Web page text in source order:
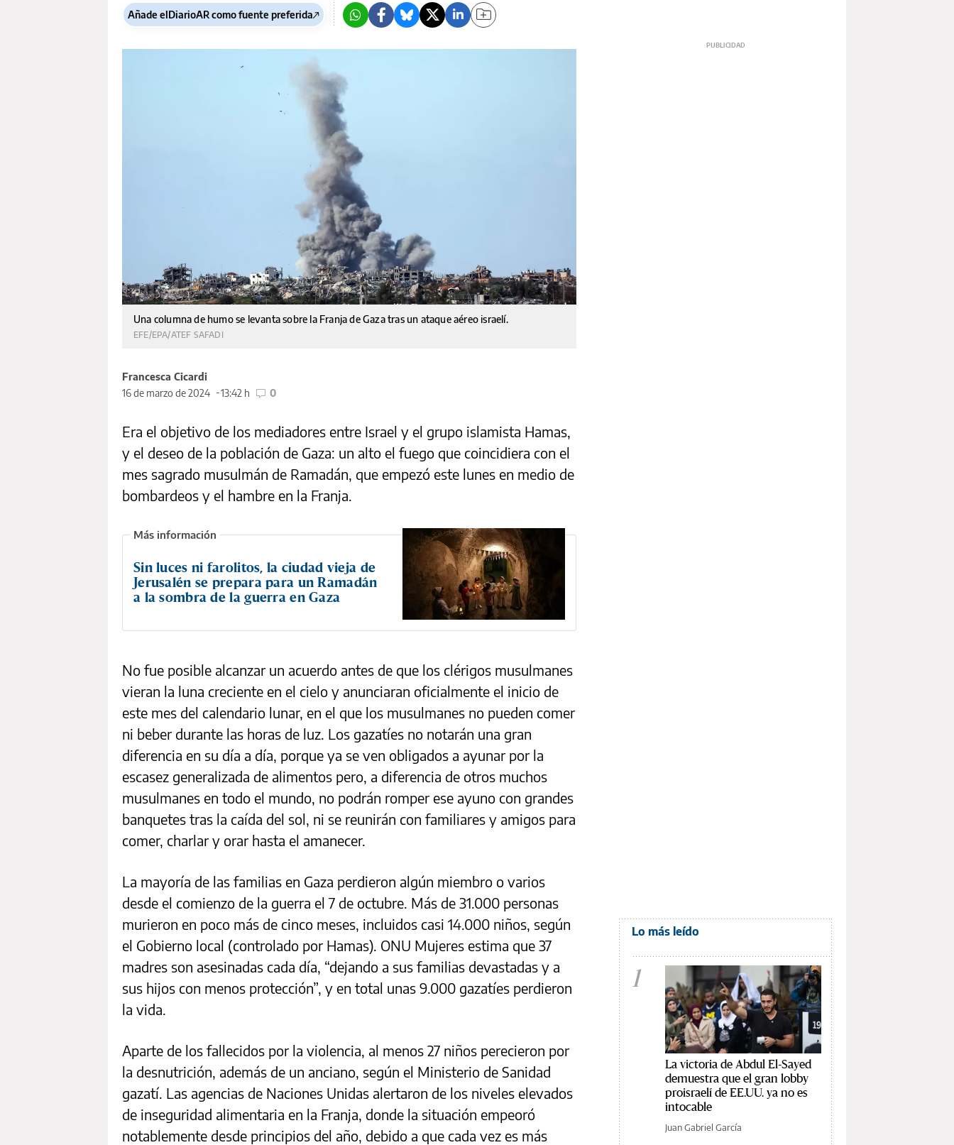
Añade elDiarioAR como fuente preferida
Una columna de humo se levanta sobre la Franja de Gaza tras un ataque aéreo israelí.
EFE/EPA/ATEF SAFADI
Francesca Cicardi
16 de marzo de 2024
13:42 h 0
Era el objetivo de los mediadores entre Israel y el grupo islamista Hamas,
y el deseo de la población de Gaza: un alto el fuego que coincidiera con el
mes sagrado musulmán de Ramadán, que empezó este lunes en medio de
bombardeos y el hambre en la Franja.
Sin luces ni farolitos, la ciudad vieja de
Jerusalén se prepara para un Ramadán
a la sombra de la guerra en Gaza
No fue posible alcanzar un acuerdo antes de que los clérigos musulmanes
vieran la luna creciente en el cielo y anunciaran oficialmente el inicio de
este mes del calendario lunar, en el que los musulmanes no pueden comer
ni beber durante las horas de luz. Los gazatíes no notarán una gran
diferencia en su día a día, porque ya se ven obligados a ayunar por la
escasez generalizada de alimentos pero, a diferencia de otros muchos
musulmanes en todo el mundo, no podrán romper ese ayuno con grandes
banquetes tras la caída del sol, ni se reunirán con familiares y amigos para
comer, charlar y orar hasta el amanecer.
La mayoría de las familias en Gaza perdieron algún miembro o varios
desde el comienzo de la guerra el 7 de octubre. Más de 31.000 personas
murieron en poco más de cinco meses, incluidos casi 14.000 niños, según
el Gobierno local (controlado por Hamas). ONU Mujeres estima que 37
madres son asesinadas cada día, “dejando a sus familias devastadas y a
sus hijos con menos protección”, y en total unas 9.000 gazatíes perdieron
la vida.
Aparte de los fallecidos por la violencia, al menos 27 niños perecieron por
la desnutrición, además de un anciano, según el Ministerio de Sanidad
gazatí. Las agencias de Naciones Unidas alertaron de los niveles elevados
de inseguridad alimentaria en la Franja, donde la situación empeoró
notablemente desde principios del año, debido a que cada vez es más
Lo más leído
1
La victoria de Abdul El-Sayed
demuestra que el gran lobby
proisraelí de EE.UU. ya no es
intocable
Juan Gabriel García